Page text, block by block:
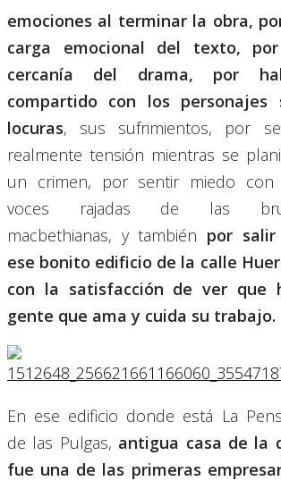
emociones al terminar la obra,
carga emocional del texto,
cercanía del drama, por
compartido con los personajes
locuras, sus sufrimientos, por
realmente tensión mientras se
un crimen, por sentir miedo con
voces rajadas de las
macbethianas, y también por
ese bonito edificio de la calle
con la satisfacción de ver que
gente que ama y cuida su trabajo.
En ese edificio donde está La
de las Pulgas, antigua casa de la
fue una de las primeras